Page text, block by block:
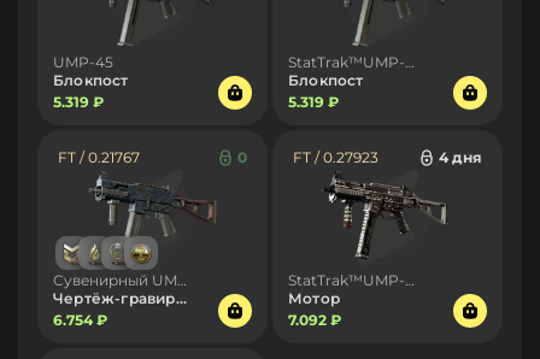
UMP-45
Блокпост
5.319 ₽
Блокпост
5.319 ₽
FT / 0.21767 0
Чертёж-гравировка
6.754 ₽
FT / 0.27923 4 дня
Мотор
7.092 ₽